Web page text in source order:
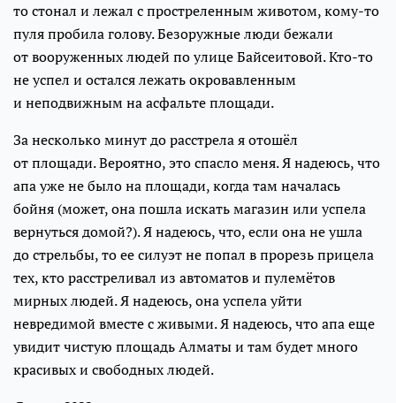
то стонал и лежал с простреленным животом, кому-то
пуля пробила голову. Безоружные люди бежали
от вооруженных людей по улице Байсеитовой. Кто-то
не успел и остался лежать окровавленным
и неподвижным на асфальте площади.
За несколько минут до расстрела я отошёл
от площади. Вероятно, это спасло меня. Я надеюсь, что
апа уже не было на площади, когда там началась
бойня (может, она пошла искать магазин или успела
вернуться домой?). Я надеюсь, что, если она не ушла
до стрельбы, то ее силуэт не попал в прорезь прицела
тех, кто расстреливал из автоматов и пулемётов
мирных людей. Я надеюсь, она успела уйти
невредимой вместе с живыми. Я надеюсь, что апа еще
увидит чистую площадь Алматы и там будет много
красивых и свободных людей.